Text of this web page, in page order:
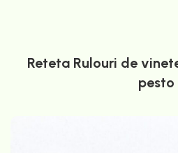
Reteta Rulouri de
pesto